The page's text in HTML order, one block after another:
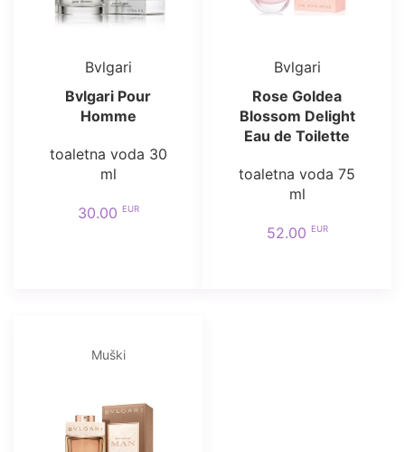
Bvlgari
Bvlgari Pour
Homme
toaletna voda 30
ml
30.00 EUR
Bvlgari
Rose Goldea
Blossom Delight
Eau de Toilette
toaletna voda 75
ml
52.00 EUR
Muški